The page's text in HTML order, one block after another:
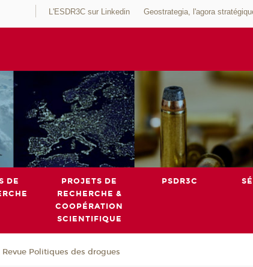
L'ESDR3C sur Linkedin Geostrategia, l'agora
DE
PROJETS DE
RECHERCHE &
COOPÉRATION
SCIENTIFIQUE
PSDR3C
Revue Politiques des drogues